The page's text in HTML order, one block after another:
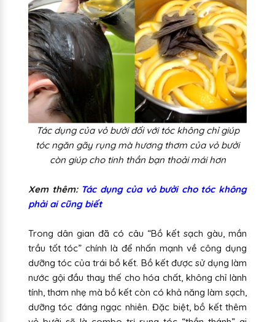
Tác dụng của vỏ bưởi đối với tóc không chỉ giúp
tóc ngăn gãy rụng mà hương thơm của vỏ bưởi
còn giúp cho tinh thần bạn thoải mái hơn
Xem thêm: Tác dụng của vỏ bưởi cho tóc không
phải ai cũng biết
Trong dân gian đã có câu “Bồ kết sạch gàu, mần
trầu tốt tóc” chính là để nhấn mạnh về công dụng
dưỡng tóc của trái bồ kết. Bồ kết được sử dụng làm
nước gội đầu thay thế cho hóa chất, không chỉ lành
tính, thơm nhẹ mà bồ kết còn có khả năng làm sạch,
dưỡng tóc đáng ngạc nhiên. Đặc biệt, bồ kết thêm